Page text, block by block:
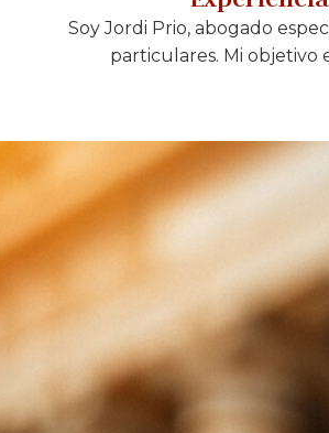
Soy Jordi Prio, abogado
particulares. Mi objetivo